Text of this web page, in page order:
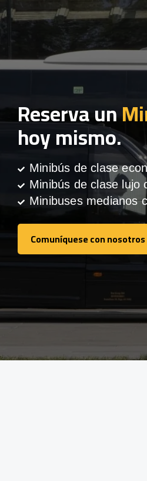
Reserva un
hoy mismo.
Minibús de clase
Minibús de clase lujo
Minibuses medianos
Comuníquese con nosotros
Comuníquese con nosotros